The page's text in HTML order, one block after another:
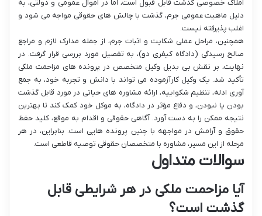
املاک خصوصی گذشت قابل قبول است، اما در اموال عمومی و دولتی، به
دلیل ماهیت عمومی جرم، گذشت با چالش های حقوقی مواجه می شود و
اغلب پذیرفته نیست.
همچنین، مراحل عملی شکایت و اثبات جرم، از جمله مدارک لازم و مراجع
صالح رسیدگی (دادگاه کیفری دو)، به تفصیل مورد بررسی قرار گرفت. در
نهایت، بر نقش بی بدیل وکیل متخصص در پرونده های مزاحمت ملکی
تأکید شد. یک وکیل کارآزموده می تواند با دانش و تجربه خود، به جمع
آوری ادله، تنظیم شکواییه، ارائه مشاوره های حیاتی در مورد قابل گذشت
بودن یا نبودن، و دفاع مؤثر در دادگاه، به موکل خود کمک کند تا بهترین
نتیجه ممکن را به دست آورد. آگاهی حقوقی و اقدام به موقع، کلید حفظ
حقوق و آرامش در مواجهه با چنین پرونده هایی است. بنابراین، در هر
مرحله از این مسیر، مشاوره با متخصصان حقوقی توصیه قاطعی است.
سوالات متداول
آیا مزاحمت ملکی در هر شرایطی قابل
گذشت است؟